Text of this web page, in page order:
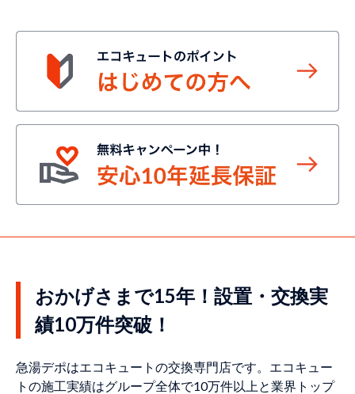
おかげさまで15年！設置・交換実
績10万件突破！
急湯デポはエコキュートの交換専門店です。エコキュー
トの施工実績はグループ全体で10万件以上と業界トップ